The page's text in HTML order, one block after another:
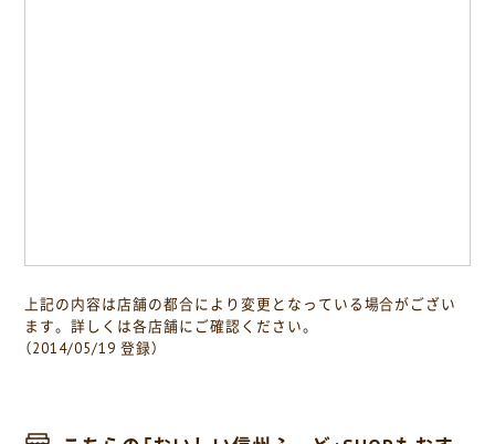
上記の内容は店舗の都合により変更となっている場合がござい
ます。詳しくは各店舗にご確認ください。
（2014/05/19 登録）